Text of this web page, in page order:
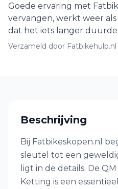
Goede ervaring met
vervangen, werkt weer
dat het iets langer
Verzameld door Fatbikehulp.nl
Beschrijving
Bij Fatbikeskopen.nl
sleutel tot een
ligt in de details. De
Ketting is een